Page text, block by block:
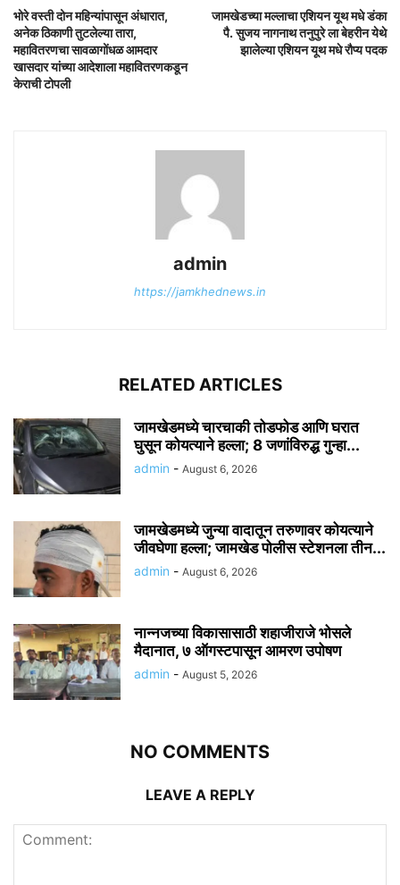
भोरे वस्ती दोन महिन्यांपासून अंधारात,
अनेक ठिकाणी तुटलेल्या तारा,
महावितरणचा सावळागोंधळ आमदार
खासदार यांच्या आदेशाला महावितरणकडून
केराची टोपली
जामखेडच्या मल्लाचा एशियन यूथ मधे डंका
पै. सुजय नागनाथ तनुपुरे ला बेहरीन येथे
झालेल्या एशियन यूथ मधे रौप्य पदक
admin
https://jamkhednews.in
RELATED ARTICLES
जामखेडमध्ये चारचाकी तोडफोड आणि घरात
घुसून कोयत्याने हल्ला; 8 जणांविरुद्ध गुन्हा...
admin - August 6, 2026
जामखेडमध्ये जुन्या वादातून तरुणावर कोयत्याने
जीवघेणा हल्ला; जामखेड पोलीस स्टेशनला तीन...
admin - August 6, 2026
नान्नजच्या विकासासाठी शहाजीराजे भोसले
मैदानात, ७ ऑगस्टपासून आमरण उपोषण
admin - August 5, 2026
NO COMMENTS
LEAVE A REPLY